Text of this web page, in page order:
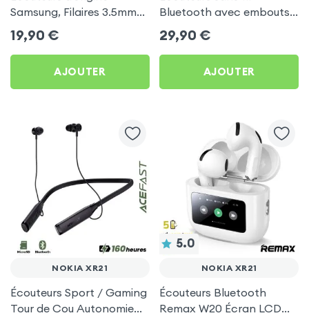
Samsung, Filaires 3.5mm
Kit mains Libres (Service
Pack) - Noir pour Nokia
XR21
19,90 €
AJOUTER
Bluetooth avec embouts
intra-auriculaires - Blanc
pour Nokia XR21
29,90 €
AJOUTER
NOKIA XR21
Écouteurs Sport / Gaming
Tour de Cou Autonomie
5.0
NOKIA XR21
Écouteurs Bluetooth
Remax W20 Écran LCD